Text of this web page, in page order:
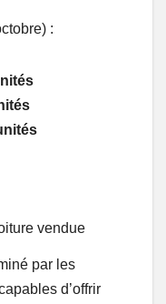
:
vendue
par les
d’offrir